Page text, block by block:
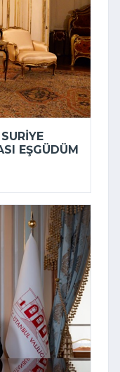
EŞGÜDÜM